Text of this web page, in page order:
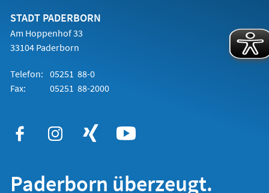
STADT PADERBORN
Am Hoppenhof 33
33104 Paderborn
Telefon: 05251 88-0
Fax:
05251 88-2000
Paderborn überzeugt.